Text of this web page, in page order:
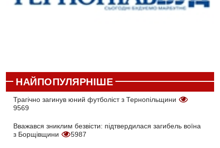
НАЙПОПУЛЯРНІШЕ
Трагічно загинув юний футболіст з Тернопільщини
9569
Вважався зниклим безвісти: підтвердилася загибель воїна
з Борщівщини
5987